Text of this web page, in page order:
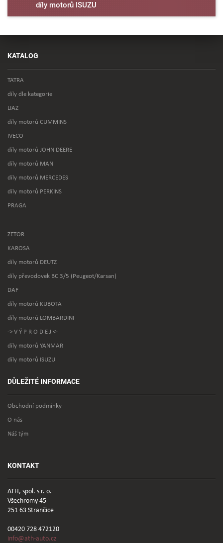
díly motorů ISUZU
KATALOG
TATRA
díly dle kategorie
LIAZ
díly motorů CUMMINS
IVECO
díly motorů JOHN DEERE
díly motorů MAN
díly motorů MERCEDES
díly motorů PERKINS
PRAGA
ZETOR
KAROSA
díly motorů DEUTZ
díly převodovek BC 3/5 (Peugeot/Karsan)
DAF
díly motorů KUBOTA
díly motorů LOMBARDINI
-> V Ý P R O D E J <-
díly motorů YANMAR
díly motorů ISUZU
DŮLEŽITÉ INFORMACE
Obchodní podmínky
O nás
Náš tým
KONTAKT
ATH, spol. s r. o.
Všechromy 45
251 63 Strančice
00420 728 472120
info@ath-auto.cz